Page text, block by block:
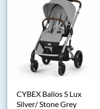
CYBEX Balios S Lux
Silver/ Stone Grey